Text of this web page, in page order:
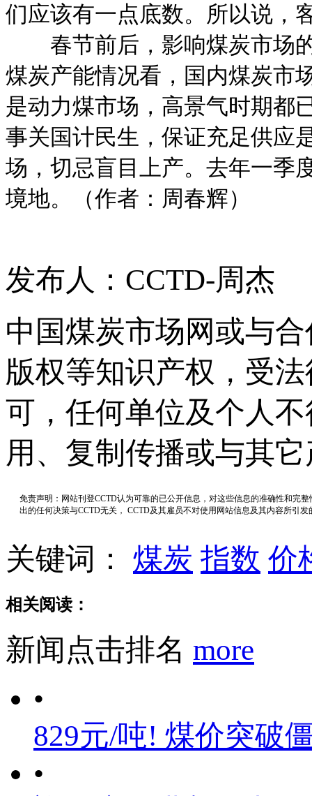
们应该有一点底数。所以说，
春节前后，影响煤炭市场的
煤炭产能情况看，国内煤炭市
是动力煤市场，高景气时期都
事关国计民生，保证充足供应
场，切忌盲目上产。去年一季
境地。（作者：周春辉）
发布人：CCTD-周杰
中国煤炭市场网或与
版权等知识产权，受
可，任何单位及个人
用、复制传播或与其
免责声明：网站刊登CCTD认为可靠的已公开信息，对这些信息的准确性和完
出的任何决策与CCTD无关， CCTD及其雇员不对使用网站信息及其内容所引
关键词： 煤炭 指数 价
相关阅读：
新闻点击排名 more
•
829元/吨! 煤价突破
•